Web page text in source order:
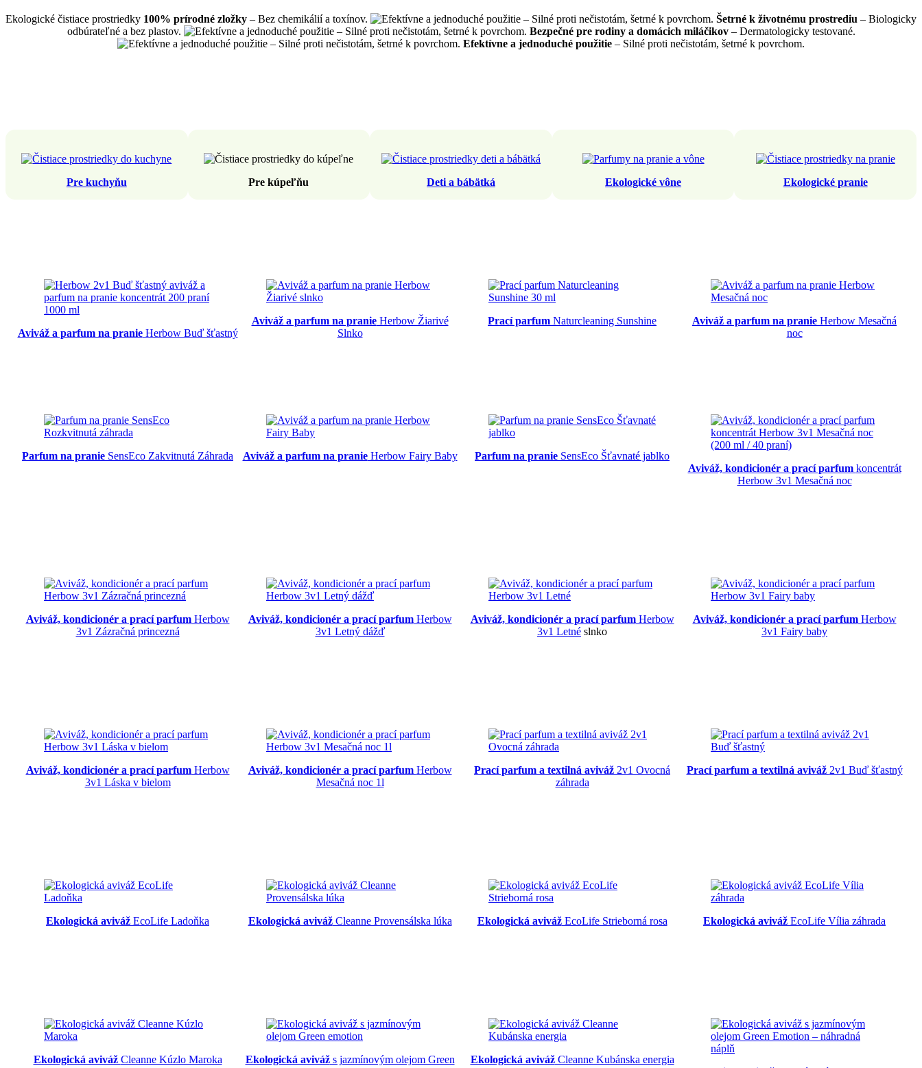
Ekologické čistiace prostriedky 100% prírodné zložky – Bez chemikálií a toxínov. Šetrné k životnému prostrediu – Biologicky
odbúrateľné a bez plastov.
Bezpečné pre rodiny a domácich miláčikov– Dermatologicky testované.
Efektívne a jednoduché použitie – Silné proti nečistotám, šetrné k povrchom.
Pre kuchyňu Pre kúpeľňu Deti a bábätká Ekologické vône Ekologické pranie
Aviváž a parfum na pranieHerbow Buď šťastný
Aviváž a parfum na pranieHerbow Žiarivé
Slnko
Prací parfum Naturcleaning Sunshine Aviváž a parfum na pranie Herbow Mesačná
noc
Parfum na pranie SensEco Zakvitnutá Záhrada Aviváž a parfum na pranieHerbow Fairy Baby Parfum na pranie SensEco Šťavnaté jablko
Aviváž, kondicionér a prací parfum koncentrát
Herbow 3v1 Mesačná noc
Aviváž, kondicionér a prací parfumHerbow
3v1 Zázračná princezná
Aviváž, kondicionér a prací parfumHerbow
3v1 Letný dážď
Aviváž, kondicionér a prací parfumHerbow
3v1 Letné slnko
Aviváž, kondicionér a prací parfumHerbow
3v1 Fairy baby
Aviváž, kondicionér a prací parfumHerbow
3v1 Láska v bielom
Aviváž, kondicionér a prací parfum Herbow
Mesačná noc 1l
Prací parfum a textilná aviváž 2v1 Ovocná
záhrada
Prací parfum a textilná aviváž 2v1 Buď šťastný
Ekologická aviváž EcoLife Ladoňka Ekologická avivážCleanne Provensálska lúka Ekologická avivážEcoLife Strieborná rosa Ekologická aviváž EcoLife Vília záhrada
Ekologická aviváž Cleanne Kúzlo Maroka Ekologická avivážs jazmínovým olejom Green
Ekologická avivážCleanne Kubánska energia